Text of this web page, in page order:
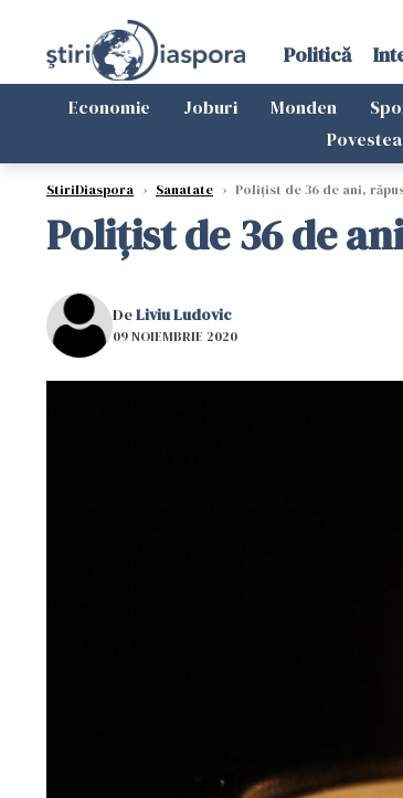
Politică
Economie Joburi Monden
StiriDiaspora › Sanatate › Polițist de 36 de ani,
Polițist de 36 de
DeLiviu Ludovic
09 NOIEMBRIE 2020